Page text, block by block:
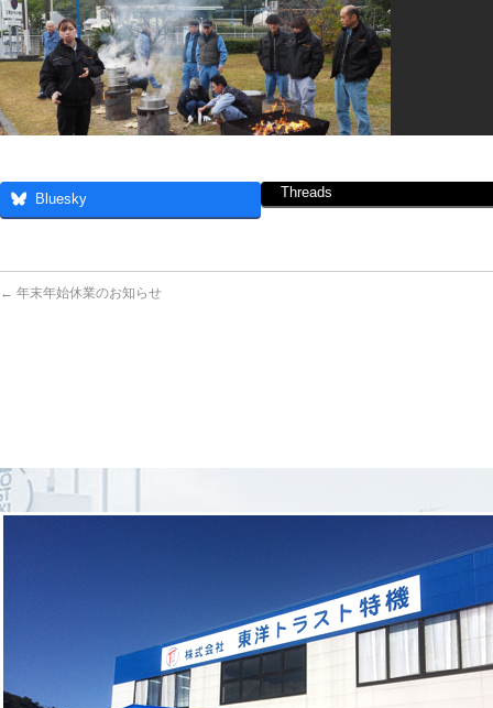
Bluesky Threads
← 年末年始休業のお知らせ